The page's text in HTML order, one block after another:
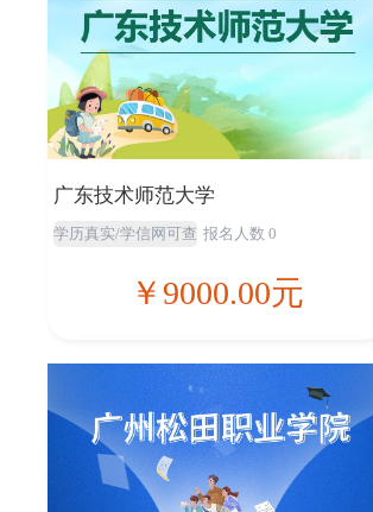
广东技术师范大学
学历真实/学信网可查 报名人数 0
￥9000.00元